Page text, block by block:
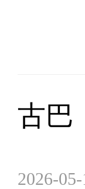
古巴
2026-